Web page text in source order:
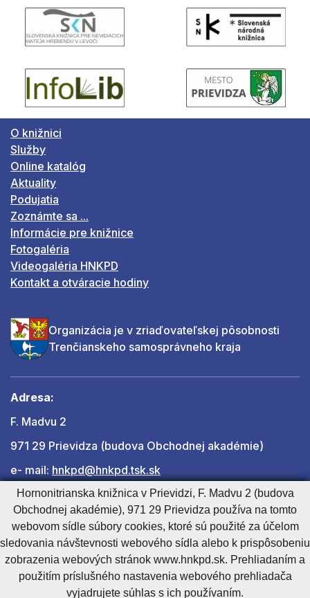
O knižnici
Služby
Online katalóg
Aktuality
Podujatia
Zoznámte sa ...
Informácie pre knižnice
Fotogaléria
Videogaléria HNKPD
Kontakt a otváracie hodiny
Organizácia je v zriaďovateľskej pôsobnosti
Trenčianskeho samosprávneho kraja
Adresa:
F. Madvu 2
971 29 Prievidza (budova Obchodnej akadémie)
e- mail: hnkpd@hnkpd.tsk.sk
Ďalšie kontakty
Cookies nastavenieCookies - viac informáciíVyhlásenie o prístupnosti
Technický prevádzkovateľ
Správca obsahu
Hornonitrianska knižnica v Prievidzi, F. Madvu 2 (budova
Obchodnej akadémie), 971 29 Prievidza používa na tomto
webovom sídle súbory cookies, ktoré sú použité za účelom
sledovania návštevnosti webového sídla alebo k prispôsobeniu
zobrazenia webových stránok www.hnkpd.sk. Prehliadaním a
použitím príslušného nastavenia webového prehliadača
vyjadrujete súhlas s ich používaním.